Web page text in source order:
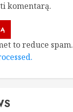
komentarą.
to reduce spam.